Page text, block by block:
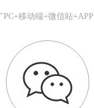
"PC+移动端+微信站